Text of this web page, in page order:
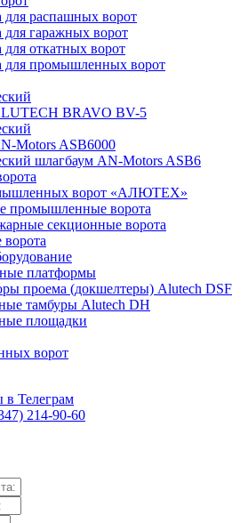
для распашных ворот
для гаражных ворот
откатных ворот
для промышленных ворот
BRAVO BV-5
Motors ASB6000
шлагбаум AN-Motors ASB6
ворот «АЛЮТЕХ»
промышленные ворота
секционные ворота
платформы
проема (докшелтеры) Alutech DSF
тамбуры Alutech DH
площадки
ворот
214-90-60